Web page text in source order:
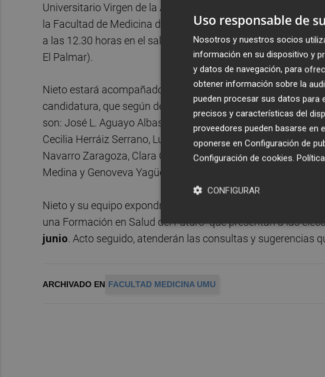
Universitario Virgen de la Arrixaca (HCUVA), presentará este
la Facultad de Medicina de la Universidad de Murcia.
a las 12.30 horas en el salón de grados del LAIB (situado en
El Palmar).
Nieto estará acompañado por los catorce profesores e
candidatura, que según define es "integradora" y "en
son: José L. Aguayo Albasini, Luis A. Bravo González, Pedro
Cecilia Herráiz Serrano, Luisa Martínez de Haro, Francesc
Navarro Zaragoza, Clara Ortiz Ruiz, Enrique Poblet Martínez,
Medina y Genoveva Yagüe Guirao.
Nieto y su equipo expondrán las líneas maestras de la
una Formación en Salud del Futuro” que presentan a las
junio. Acto seguido, atenderán las consultas y sugerencias
ARCHIVADO EN FACULTAD MEDICINA UMU
Uso responsable de
Nosotros y nuestros socios
información en su dispositivo y
y datos de navegación, para
obtener información sobre la
pueden procesar sus datos para
precisos y características del
proveedores pueden basarse en
oponerse en Configuración de
Configuración de cookies.
CONFIGURAR